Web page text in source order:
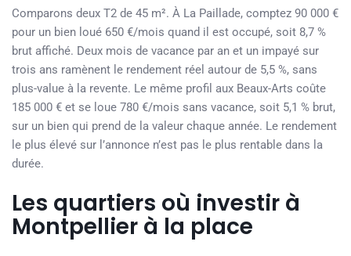
Comparons deux T2 de 45 m². À La Paillade, comptez 90 000 €
pour un bien loué 650 €/mois quand il est occupé, soit 8,7 %
brut affiché. Deux mois de vacance par an et un impayé sur
trois ans ramènent le rendement réel autour de 5,5 %, sans
plus-value à la revente. Le même profil aux Beaux-Arts coûte
185 000 € et se loue 780 €/mois sans vacance, soit 5,1 % brut,
sur un bien qui prend de la valeur chaque année. Le rendement
le plus élevé sur l’annonce n’est pas le plus rentable dans la
durée.
Les quartiers où investir à
Montpellier à la place